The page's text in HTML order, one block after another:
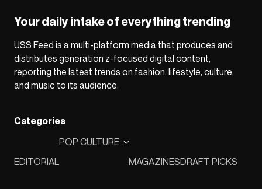
Your daily intake of everything trending
USS Feed is a multi-platform media that produces and
distributes generation z-focused digital content,
reporting the latest trends on fashion, lifestyle, culture,
and music to its audience.
Categories
EDITORIAL
POP CULTURE
MAGAZINESDRAFT PICKS